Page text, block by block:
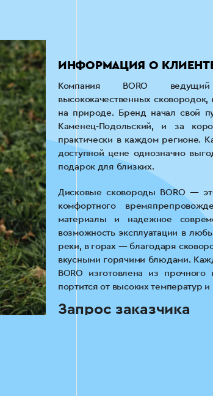
ИНФОРМАЦИЯ О
Компания BORO ведущий
высококачественных
на природе. Бренд начал свой
Каменец-Подольский, и за
практически в каждом регионе.
доступной цене однозначно
подарок для близких.
Дисковые сковороды BORO —
комфортного
материалы и надежное
возможность эксплуатации в
реки, в горах — благодаря
вкусными горячими блюдами.
BORO изготовлена ​​из
портится от высоких температур
Запрос заказчика